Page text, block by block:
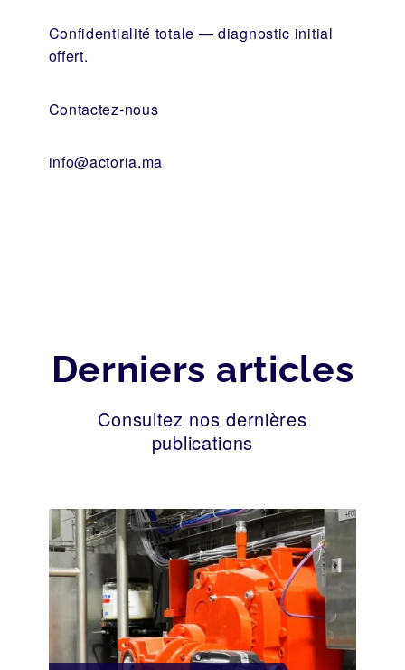
Confidentialité totale — diagnostic initial
offert.
Contactez-nous
info@actoria.ma
Derniers articles
Consultez nos dernières
publications